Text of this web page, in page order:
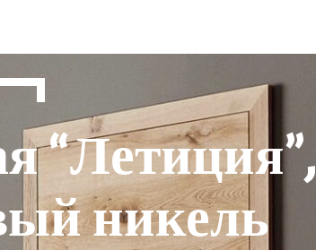
“Летиция”,
никель